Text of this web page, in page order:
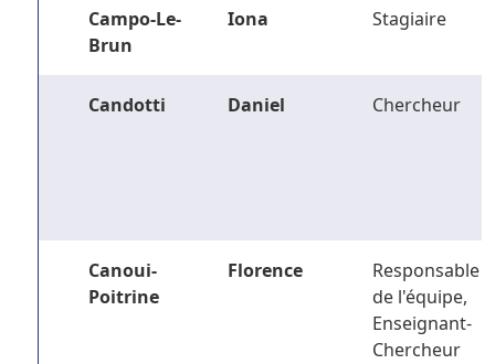
Campo-Le-
Brun
Iona Stagiaire
Candotti Daniel Chercheur
Canoui-
Poitrine
Florence
Responsable
de l'équipe,
Enseignant-
Chercheur